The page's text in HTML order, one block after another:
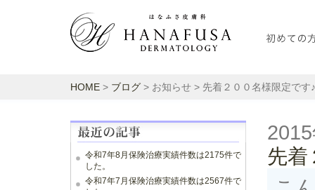
HOME > ブログ > お知らせ > 先着２００名様限定です♪
先着
令和7年8月保険治療実績件数は2175件で
した。
令和7年7月保険治療実績件数は2567件で